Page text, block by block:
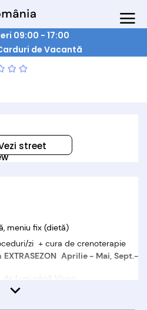
09:00 - 17:00
de Vacantă
street
meniu fix (dietă)
zi + cura de crenoterapie
EXTRASEZON Aprilie - Mai, Sept.-
Luni până Vineri.
să prezinte bilet de trimitere